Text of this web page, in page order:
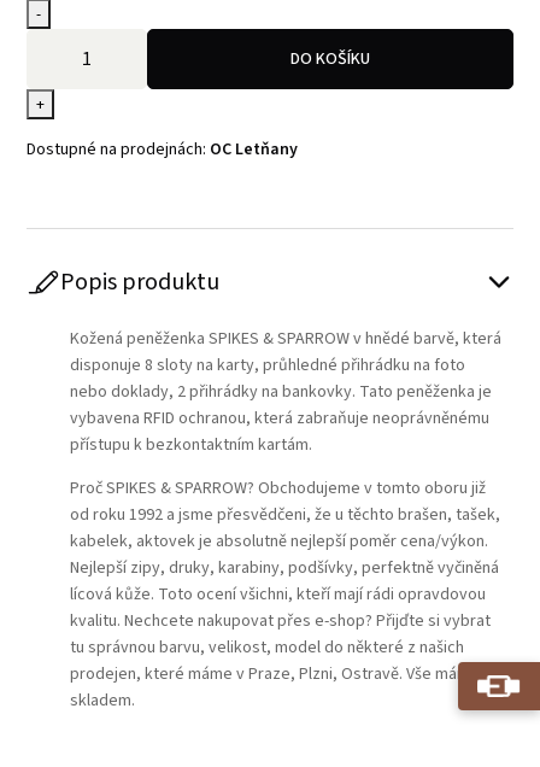
-
+
DO KOŠÍKU
Dostupné na prodejnách: OC Letňany
Popis produktu
Kožená peněženka SPIKES & SPARROW v hnědé barvě, která
disponuje 8 sloty na karty, průhledné přihrádku na foto
nebo doklady, 2 přihrádky na bankovky. Tato peněženka je
vybavena RFID ochranou, která zabraňuje neoprávněnému
přístupu k bezkontaktním kartám.
Proč SPIKES & SPARROW? Obchodujeme v tomto oboru již
od roku 1992 a jsme přesvědčeni, že u těchto brašen, tašek,
kabelek, aktovek je absolutně nejlepší poměr cena/výkon.
Nejlepší zipy, druky, karabiny, podšívky, perfektně vyčiněná
lícová kůže. Toto ocení všichni, kteří mají rádi opravdovou
kvalitu. Nechcete nakupovat přes e-shop? Přijďte si vybrat
tu správnou barvu, velikost, model do některé z našich
prodejen, které máme v Praze, Plzni, Ostravě. Vše máme
skladem.